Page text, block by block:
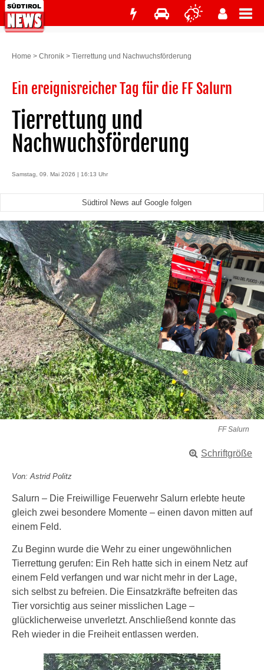
Home > Chronik > Tierrettung und Nachwuchsförderung
Ein ereignisreicher Tag für die FF Salurn
Tierrettung und
Nachwuchsförderung
Samstag, 09. Mai 2026 | 16:13 Uhr
Südtirol News auf Google folgen
FF Salurn
Schriftgröße
Von: Astrid Politz
Salurn – Die Freiwillige Feuerwehr Salurn erlebte heute
gleich zwei besondere Momente – einen davon mitten auf
einem Feld.
Zu Beginn wurde die Wehr zu einer ungewöhnlichen
Tierrettung gerufen: Ein Reh hatte sich in einem Netz auf
einem Feld verfangen und war nicht mehr in der Lage,
sich selbst zu befreien. Die Einsatzkräfte befreiten das
Tier vorsichtig aus seiner misslichen Lage –
glücklicherweise unverletzt. Anschließend konnte das
Reh wieder in die Freiheit entlassen werden.